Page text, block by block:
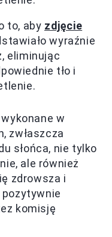
to, aby zdjęcie
wyraźnie
eliminując
tło i
w
zwłaszcza
słońca, nie tylko
ale również
zdrowsza i
komisję